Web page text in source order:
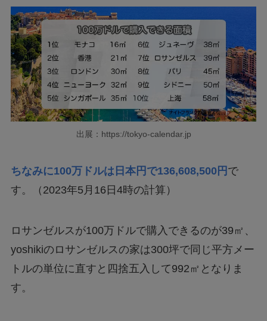
出展：https://tokyo-calendar.jp
ちなみに100万ドルは日本円で136,608,500円 で
す。（2023年5月16日4時の計算）
ロサンゼルスが100万ドルで購入できるのが39㎡、
yoshikiのロサンゼルスの家は300坪で同じ平方メー
トルの単位に直すと四捨五入して992㎡となりま
す。